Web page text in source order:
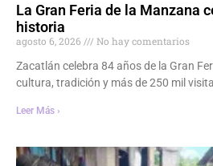
La Gran Feria de la Manzana
historia
agosto 6, 2026
No hay comentarios
Zacatlán celebra 84 años de la Gran
cultura, tradición y más de 250 mil
Leer Más ›